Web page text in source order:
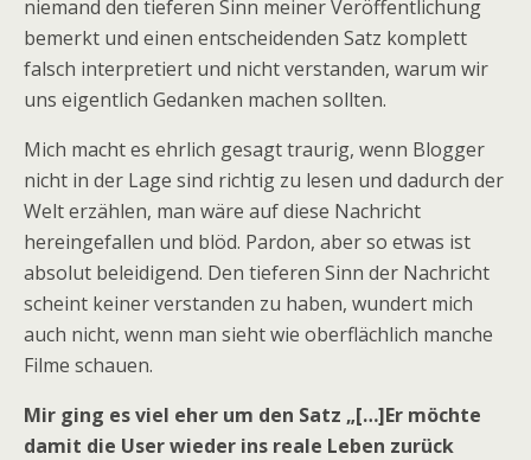
niemand den tieferen Sinn meiner Veröffentlichung
bemerkt und einen entscheidenden Satz komplett
falsch interpretiert und nicht verstanden, warum wir
uns eigentlich Gedanken machen sollten.
Mich macht es ehrlich gesagt traurig, wenn Blogger
nicht in der Lage sind richtig zu lesen und dadurch der
Welt erzählen, man wäre auf diese Nachricht
hereingefallen und blöd. Pardon, aber so etwas ist
absolut beleidigend. Den tieferen Sinn der Nachricht
scheint keiner verstanden zu haben, wundert mich
auch nicht, wenn man sieht wie oberflächlich manche
Filme schauen.
Mir ging es viel eher um den Satz „[…]Er möchte
damit die User wieder ins reale Leben zurück